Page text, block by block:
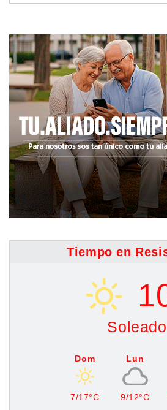
Tiempo en
Soleado
Dom
7/17°C
Lun
9/12°C